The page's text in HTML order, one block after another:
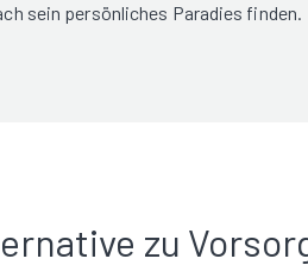
sein persönliches Paradies finden.
zu